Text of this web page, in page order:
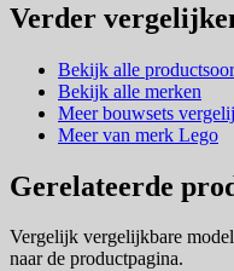
Verder
Bekijk alle
Bekijk alle merken
Meer bouwsets
Meer van merk Lego
Gerelateerde
Vergelijk vergelijkbare
naar de productpagina.